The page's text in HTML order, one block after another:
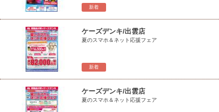
新着
新着
ケーズデンキ/出雲店
夏のスマホ＆ネット応援フェア
ケーズデンキ/出雲店
夏のスマホ＆ネット応援フェア